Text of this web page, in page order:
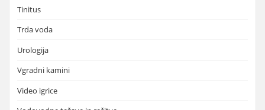
Tinitus
Trda voda
Urologija
Vgradni kamini
Video igrice